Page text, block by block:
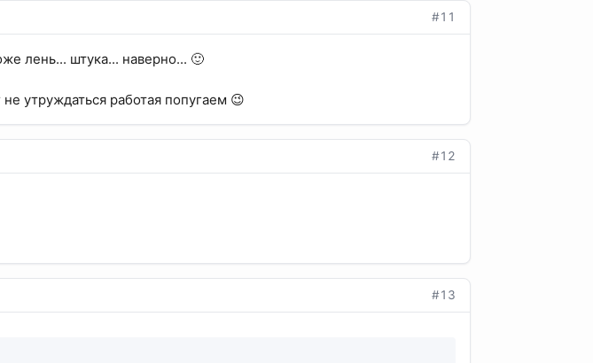
#11
лень... штука... наверно... 🙂
утруждаться работая попугаем 😉
#12
#13